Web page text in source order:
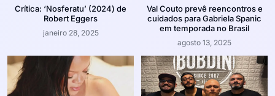
Crítica: ‘Nosferatu’ (2024) de
Robert Eggers
janeiro 28, 2025
Val Couto prevê reencontros e
cuidados para Gabriela Spanic
em temporada no Brasil
agosto 13, 2025